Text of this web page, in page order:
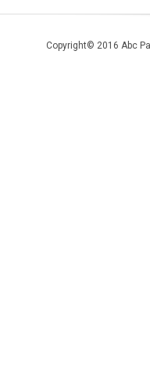
Copyright© 2016 Abc